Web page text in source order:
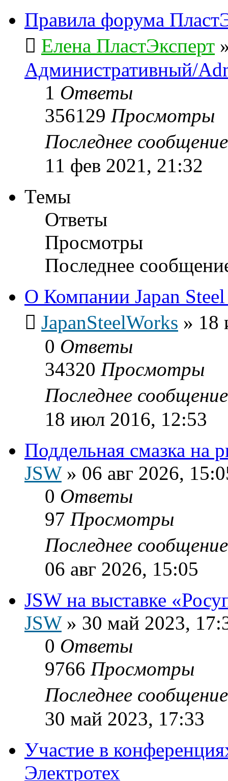
Правила форума
Елена ПластЭксперт
Административный/
1 Ответы
356129 Просмотры
Последнее
11 фев 2021, 21:32
Темы
Ответы
Просмотры
Последнее
О Компании Japan
JapanSteelWorks » 18
0 Ответы
34320 Просмотры
Последнее
18 июл 2016, 12:53
Поддельная смазка на
JSW» 06 авг 2026,
0 Ответы
97 Просмотры
Последнее
06 авг 2026, 15:05
JSW на выставке
JSW» 30 май 2023,
0 Ответы
9766 Просмотры
Последнее
30 май 2023, 17:33
Участие в
Электротех